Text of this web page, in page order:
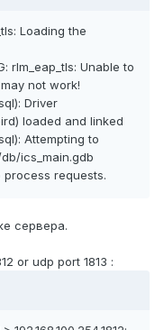
Loading the
rlm_eap_tls: Unable to
not work!
Driver
loaded and linked
Attempting to
db/ics_main.gdb
process requests.
сервера.
or udp port 1813 :